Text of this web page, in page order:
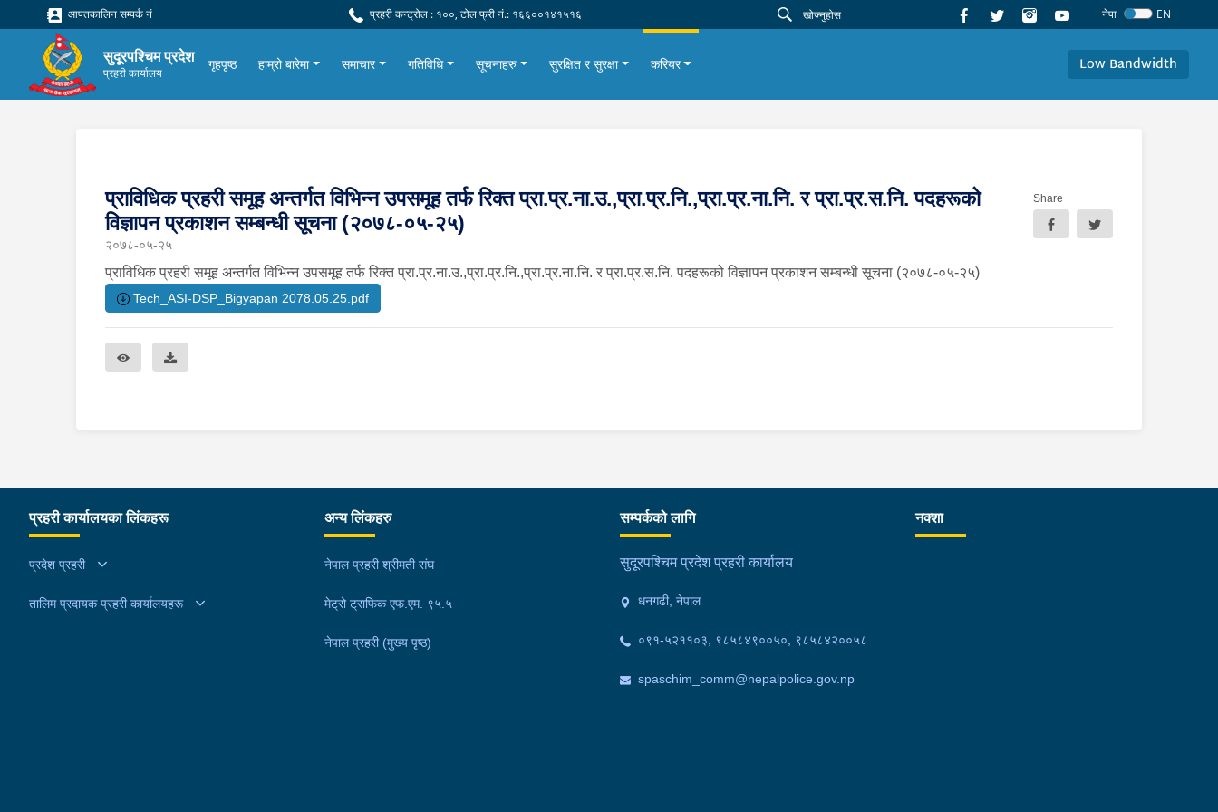
आपतकालिन सम्पर्क नं प्रहरी कन्ट्रोल : १००, टोल फ्री नं.: १६६००१४१५१६ नेपा EN
सुदूरपश्चिम प्रदेश
प्रहरी कार्यालय
गृहपृष्ठ हाम्रो बारेमा समाचार गतिविधि सूचनाहरु सुरक्षित र सुरक्षा करियर Low Bandwidth
प्राविधिक प्रहरी समूह अन्तर्गत विभिन्न उपसमूह तर्फ रिक्त प्रा.प्र.ना.उ.,प्रा.प्र.नि.,प्रा.प्र.ना.नि. र प्रा.प्र.स.नि. पदहरूको
विज्ञापन प्रकाशन सम्बन्धी सूचना (२०७८-०५-२५)
२०७८-०५-२५
Share
प्राविधिक प्रहरी समूह अन्तर्गत विभिन्न उपसमूह तर्फ रिक्त प्रा.प्र.ना.उ.,प्रा.प्र.नि.,प्रा.प्र.ना.नि. र प्रा.प्र.स.नि. पदहरूको विज्ञापन प्रकाशन सम्बन्धी सूचना (२०७८-०५-२५)
Tech_ASI-DSP_Bigyapan 2078.05.25.pdf
प्रहरी कार्यालयका लिंकहरू
प्रदेश प्रहरी
तालिम प्रदायक प्रहरी कार्यालयहरू
अन्य लिंकहरु
नेपाल प्रहरी श्रीमती संघ
मेट्रो ट्राफिक एफ.एम. ९५.५
नेपाल प्रहरी (मुख्य पृष्ठ)
सम्पर्कको लागि
सुदूरपश्चिम प्रदेश प्रहरी कार्यालय
धनगढी, नेपाल
०९१-५२११०३, ९८५८४९००५०, ९८५८४२००५८
spaschim_comm@nepalpolice.gov.np
नक्शा